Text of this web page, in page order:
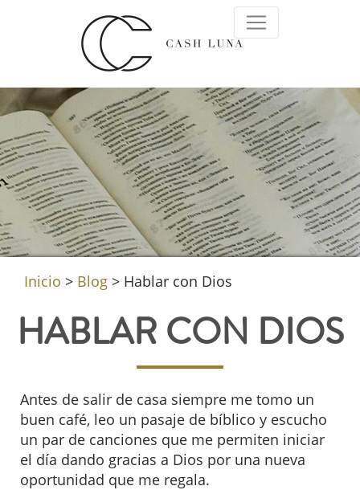
Inicio > Blog > Hablar con Dios
HABLAR CON DIOS
Antes de salir de casa siempre me tomo un
buen café, leo un pasaje de bíblico y escucho
un par de canciones que me permiten iniciar
el día dando gracias a Dios por una nueva
oportunidad que me regala.